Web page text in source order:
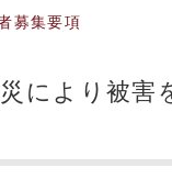
募集要項
災により被